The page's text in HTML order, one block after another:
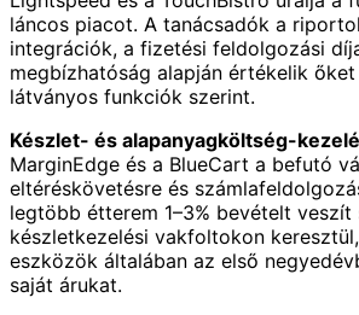
láncos piacot. A tanácsadók a
integrációk, a fizetési feldolgozási
megbízhatóság alapján értékelik
látványos funkciók szerint.
Készlet- és alapanyagköltség-
MarginEdge és a BlueCart a befutó
eltéréskövetésre és
legtöbb étterem 1–3% bevételt veszít
készletkezelési vakfoltokon
eszközök általában az első
saját árukat.